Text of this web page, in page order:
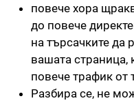
повече хора
до повече
на търсачките да
вашата
повече трафик от
Разбира се, не